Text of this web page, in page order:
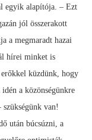
egyik alapítója. – Ezt
jól összerakott
a megmaradt hazai
hírei minket is
küzdünk, hogy
a közönségünkre
van!
után búcsúzni, a